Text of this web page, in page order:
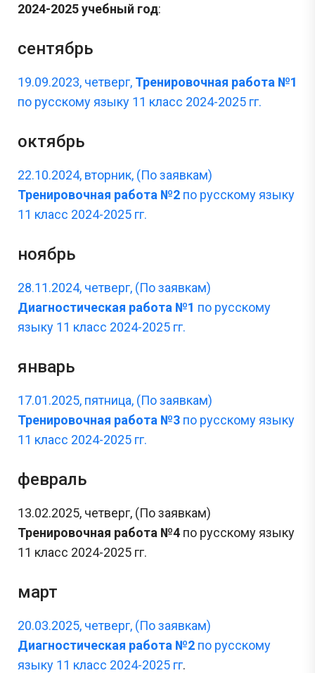
2024-2025 учебный год:
сентябрь
19.09.2023, четверг, Тренировочная работа №1
по русскому языку 11 класс 2024-2025 гг.
октябрь
22.10.2024, вторник, (По заявкам)
Тренировочная работа №2 по русскому языку
11 класс 2024-2025 гг.
ноябрь
28.11.2024, четверг, (По заявкам)
Диагностическая работа №1 по русскому
языку 11 класс 2024-2025 гг.
январь
17.01.2025, пятница, (По заявкам)
Тренировочная работа №3 по русскому языку
11 класс 2024-2025 гг.
февраль
13.02.2025, четверг, (По заявкам)
Тренировочная работа №4 по русскому языку
11 класс 2024-2025 гг.
март
20.03.2025, четверг, (По заявкам)
Диагностическая работа №2 по русскому
языку 11 класс 2024-2025 гг.